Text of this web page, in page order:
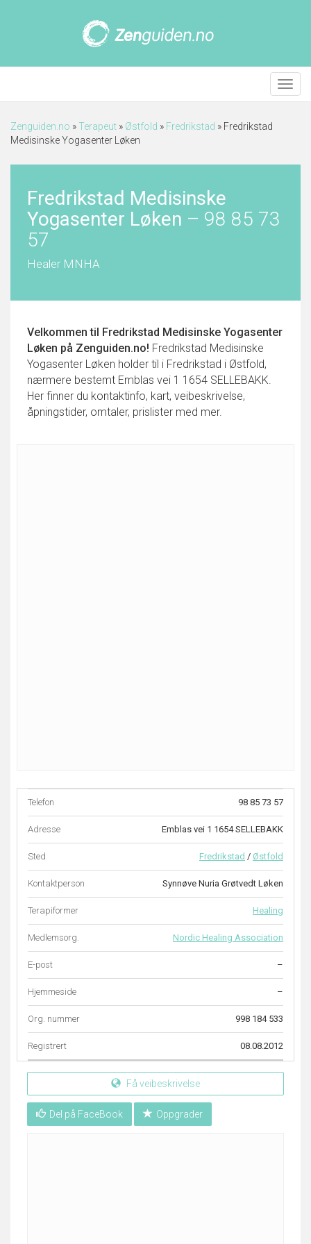
Meny
Zenguiden.no »Terapeut » Østfold » Fredrikstad » Fredrikstad
Medisinske Yogasenter Løken
Fredrikstad Medisinske
Yogasenter Løken – 98 85 73
57
Healer MNHA
Velkommen til Fredrikstad Medisinske Yogasenter
Løken på Zenguiden.no! Fredrikstad Medisinske
Yogasenter Løken holder til i Fredrikstad i Østfold,
nærmere bestemt Emblas vei 1 1654 SELLEBAKK.
Her finner du kontaktinfo, kart, veibeskrivelse,
åpningstider, omtaler, prislister med mer.
Telefon 98 85 73 57
Adresse Emblas vei 1 1654 SELLEBAKK
Sted Fredrikstad / Østfold
Kontaktperson Synnøve Nuria Grøtvedt Løken
Terapiformer Healing
Medlemsorg. Nordic Healing Association
E-post –
Hjemmeside –
Org. nummer 998 184 533
Registrert 08.08.2012
Få veibeskrivelse
Del på FaceBook Oppgrader